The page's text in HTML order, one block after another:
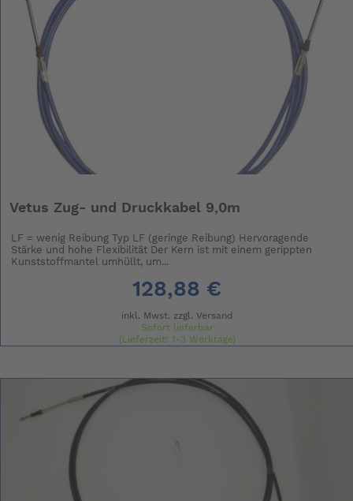
Vetus Zug- und Druckkabel 9,0m
LF = wenig Reibung Typ LF (geringe Reibung) Hervoragende
Stärke und hohe Flexibilität Der Kern ist mit einem gerippten
Kunststoffmantel umhüllt, um...
128,88 €
inkl. Mwst. zzgl. Versand
Sofort lieferbar
(Lieferzeit: 1-3 Werktage)